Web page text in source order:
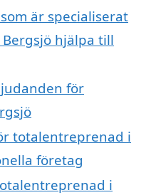
är specialiserat
hjälpa till
för
totalentreprenad i
företag
i